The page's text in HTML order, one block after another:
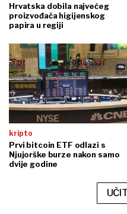
Hrvatska dobila najvećeg
proizvođača higijenskog
papira u regiji
kripto
Prvi bitcoin ETF odlazi s
Njujorške burze nakon samo
dvije godine